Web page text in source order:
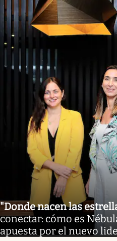
"Donde nacen las
conectar: cómo es
apuesta por el nuevo